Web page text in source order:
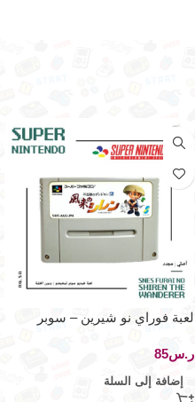
لعبة فوراي نو شيرين – سوبر
ر.س
إضافة إلى السلة